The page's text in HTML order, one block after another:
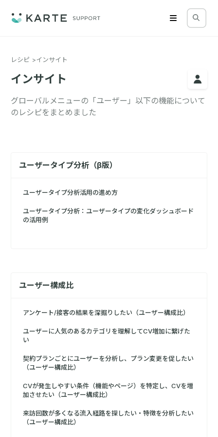
レシピ インサイト
インサイト
グローバルメニューの「ユーザー」以下の機能について
のレシピをまとめました
ユーザータイプ分析（β版）
ユーザータイプ分析活用の進め方
ユーザータイプ分析：ユーザータイプの変化ダッシュボード
の活用例
ユーザー構成比
アンケート/接客の結果を深掘りしたい（ユーザー構成比）
ユーザーに人気のあるカテゴリを理解してCV増加に繋げた
い
契約プランごとにユーザーを分析し、プラン変更を促したい
（ユーザー構成比）
CVが発生しやすい条件（機能やページ）を特定し、CVを増
加させたい（ユーザー構成比）
来訪回数が多くなる流入経路を探したい・特徴を分析したい
（ユーザー構成比）